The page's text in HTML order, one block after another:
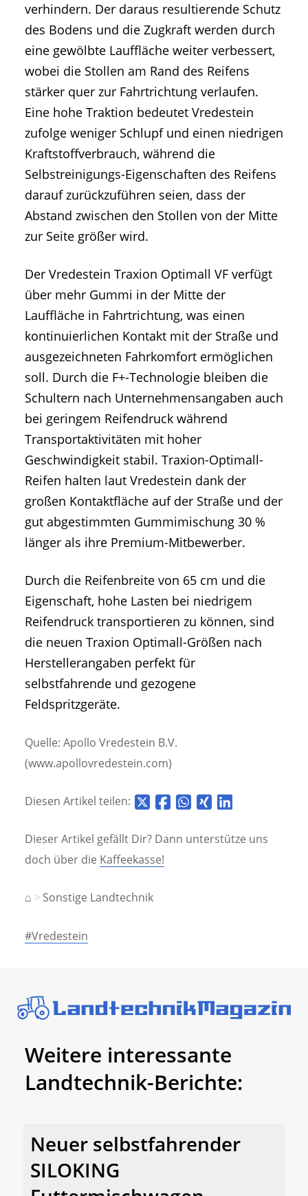
verhindern. Der daraus resultierende Schutz
des Bodens und die Zugkraft werden durch
eine gewölbte Lauffläche weiter verbessert,
wobei die Stollen am Rand des Reifens
stärker quer zur Fahrtrichtung verlaufen.
Eine hohe Traktion bedeutet Vredestein
zufolge weniger Schlupf und einen niedrigen
Kraftstoffverbrauch, während die
Selbstreinigungs-Eigenschaften des Reifens
darauf zurückzuführen seien, dass der
Abstand zwischen den Stollen von der Mitte
zur Seite größer wird.
Der Vredestein Traxion Optimall VF verfügt
über mehr Gummi in der Mitte der
Lauffläche in Fahrtrichtung, was einen
kontinuierlichen Kontakt mit der Straße und
ausgezeichneten Fahrkomfort ermöglichen
soll. Durch die F+-Technologie bleiben die
Schultern nach Unternehmensangaben auch
bei geringem Reifendruck während
Transportaktivitäten mit hoher
Geschwindigkeit stabil. Traxion-Optimall-
Reifen halten laut Vredestein dank der
großen Kontaktfläche auf der Straße und der
gut abgestimmten Gummimischung 30 %
länger als ihre Premium-Mitbewerber.
Durch die Reifenbreite von 65 cm und die
Eigenschaft, hohe Lasten bei niedrigem
Reifendruck transportieren zu können, sind
die neuen Traxion Optimall-Größen nach
Herstellerangaben perfekt für
selbstfahrende und gezogene
Feldspritzgeräte.
Quelle: Apollo Vredestein B.V.
(www.apollovredestein.com)
Diesen Artikel teilen:
Dieser Artikel gefällt Dir? Dann unterstütze uns
doch über die Kaffeekasse!
⌂ Sonstige Landtechnik
#Vredestein
Weitere interessante
Landtechnik-Berichte:
Neuer selbstfahrender
SILOKING